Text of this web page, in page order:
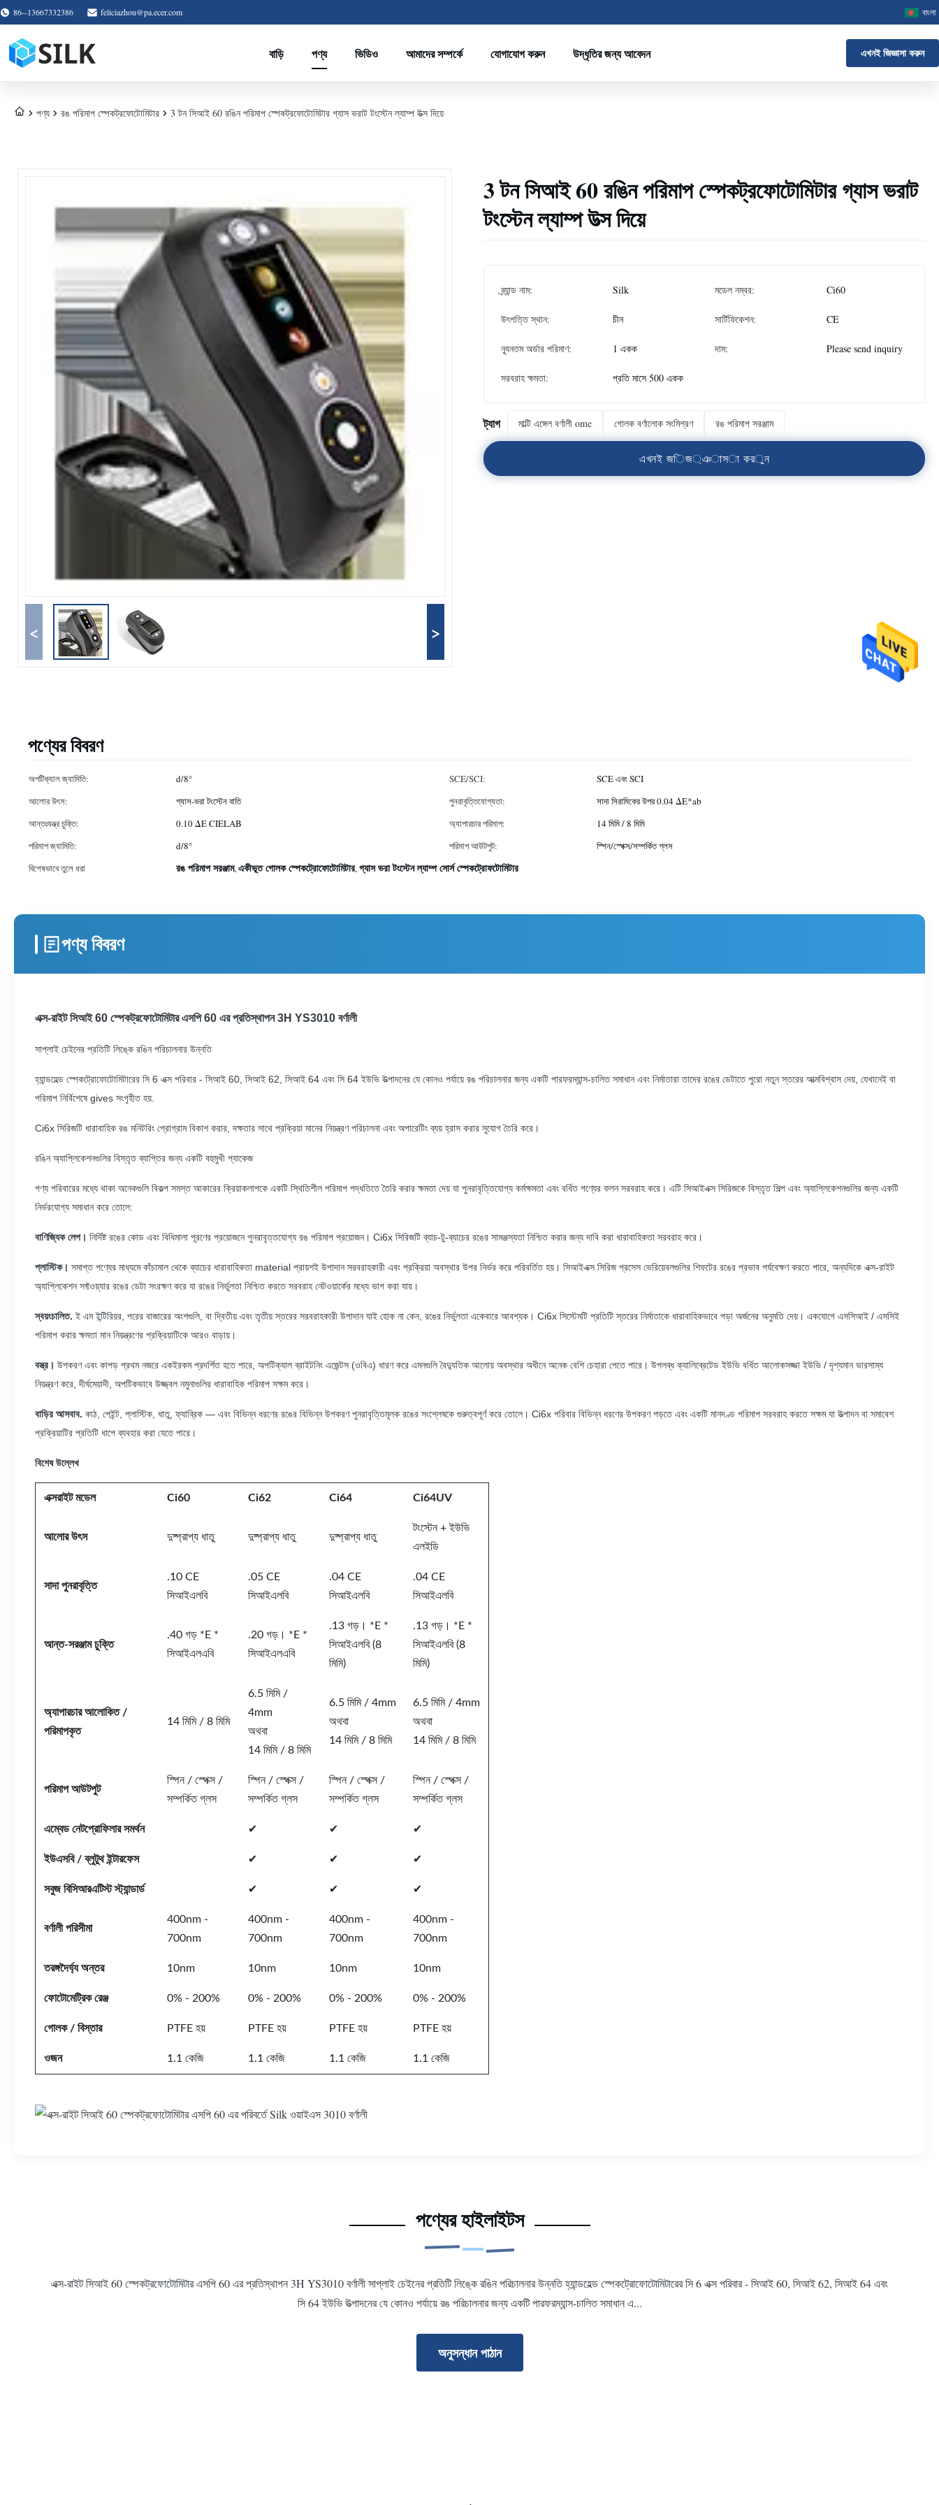
86--13667332386 feliciazhou@pa.ecer.com বাংলা
বাড়ি পণ্য ভিডিও আমাদের সম্পর্কে যোগাযোগ করুন উদ্ধৃতির জন্য আবেদন এখনই জিজ্ঞাসা করুন
পণ্য রঙ পরিমাপ স্পেকট্রফোটোমিটার 3 টন সিআই 60 রঙিন পরিমাপ স্পেকট্রফোটোমিটার গ্যাস ভরাট টংস্টেন ল্যাম্প উত্স দিয়ে
< >
3 টন সিআই 60 রঙিন পরিমাপ স্পেকট্রফোটোমিটার গ্যাস ভরাট
টংস্টেন ল্যাম্প উত্স দিয়ে
ব্র্যান্ড নাম: Silk মডেল নম্বর: Ci60
উৎপত্তি স্থান: চীন সার্টিফিকেশন: CE
ন্যূনতম অর্ডার পরিমাণ: 1 একক দাম: Please send inquiry
সরবরাহ ক্ষমতা: প্রতি মাসে 500 একক
ট্যাগ মাল্টি এঙ্গেল বর্ণালী ome গোলক বর্ণালোক সংমিশ্রণ রঙ পরিমাপ সরঞ্জাম
এখনই জিজ্ঞাসা করুন
পণ্যের বিবরণ
অপটিক্যাল জ্যামিতি: d/8° SCE/SCI:
SCE এবং SCI
আলোর উৎস:
গ্যাস-ভরা টংস্টেন বাতি পুনরাবৃত্তিযোগ্যতা:
সাদা সিরামিকের উপর 0.04 ΔE*ab
আন্তঃযন্ত্র চুক্তি:
0.10 ΔE CIELAB অ্যাপারচার পরিমাপ:
14 মিমি / 8 মিমি
পরিমাপ জ্যামিতি:
d/8° পরিমাপ আউটপুট:
স্পিন/স্পেক্স/সম্পর্কিত গ্লস
বিশেষভাবে তুলে ধরা
রঙ পরিমাপ সরঞ্জাম,একীভূত গোলক স্পেকট্রোফোটোমিটার,গ্যাস ভরা টংস্টেন ল্যাম্প সোর্স স্পেকট্রোফটোমিটার
পণ্য বিবরণ
এক্স-রাইট সিআই 60 স্পেকট্রফোটোমিটার এসপি 60 এর প্রতিস্থাপন 3H YS3010 বর্ণালী
সাপ্লাই চেইনের প্রতিটি লিঙ্কে রঙিন পরিচালনার উন্নতি
হ্যান্ডহেল্ড স্পেকট্রোফোটোমিটারের সি 6 এক্স পরিবার - সিআই 60, সিআই 62, সিআই 64 এবং সি 64 ইউভি উত্পাদনের যে কোনও পর্যায়ে রঙ পরিচালনার জন্য একটি পারফরম্যান্স-চালিত সমাধান এবং নির্মাতারা তাদের রঙের ডেটাতে পুরো নতুন স্তরের আত্মবিশ্বাস দেয়, যেখানেই বা
পরিমাপ নির্বিশেষে gives সংগৃহীত হয়.
Ci6x সিরিজটি ধারাবাহিক রঙ মনিটরিং প্রোগ্রাম বিকাশ করার, দক্ষতার সাথে প্রক্রিয়া মানের নিয়ন্ত্রণ পরিচালনা এবং অপারেটিং ব্যয় হ্রাস করার সুযোগ তৈরি করে।
রঙিন অ্যাপ্লিকেশনগুলির বিস্তৃত ব্যাপ্তির জন্য একটি বহুমুখী প্যাকেজ
পণ্য পরিবারের মধ্যে থাকা অনেকগুলি বিকল্প সমস্ত আকারের ক্রিয়াকলাপকে একটি স্থিতিশীল পরিমাপ পদ্ধতিতে তৈরি করার ক্ষমতা দেয় যা পুনরাবৃত্তিযোগ্য কর্মক্ষমতা এবং বর্ধিত পণ্যের ফলন সরবরাহ করে। এটি সিআইএক্স সিরিজকে বিস্তৃত শিল্প এবং অ্যাপ্লিকেশনগুলির জন্য একটি
নির্ভরযোগ্য সমাধান করে তোলে:
বাণিজ্যিক লেপ। নির্দিষ্ট রঙের কোড এবং বিধিমালা পূরণের প্রয়োজনে পুনরাবৃত্তযোগ্য রঙ পরিমাপ প্রয়োজন। Ci6x সিরিজটি ব্যাচ-টু-ব্যাচের রঙের সামঞ্জস্যতা নিশ্চিত করার জন্য দাবি করা ধারাবাহিকতা সরবরাহ করে।
প্লাস্টিক। সমাপ্ত পণ্যের মাধ্যমে কাঁচামাল থেকে ব্যাচের ধারাবাহিকতা material প্রায়শই উপাদান সরবরাহকারী এবং প্রক্রিয়া অবস্থার উপর নির্ভর করে পরিবর্তিত হয়। সিআইএক্স সিরিজ প্রসেস ভেরিয়েবলগুলির শিফটের রঙের প্রভাব পর্যবেক্ষণ করতে পারে, অন্যদিকে এক্স-রাইট
অ্যাপ্লিকেশন সফ্টওয়্যার রঙের ডেটা সংরক্ষণ করে যা রঙের নির্ভুলতা নিশ্চিত করতে সরবরাহ নেটওয়ার্কের মধ্যে ভাগ করা যায়।
স্বয়ংচালিত. ই এম ইন্টিরিয়র, পরের বাজারের অংশগুলি, বা দ্বিতীয় এবং তৃতীয় স্তরের সরবরাহকারী উপাদান যাই হোক না কেন, রঙের নির্ভুলতা একেবারে আবশ্যক। Ci6x সিস্টেমটি প্রতিটি স্তরের নির্মাতাকে ধারাবাহিকভাবে পড়া অর্জনের অনুমতি দেয়। একযোগে এসসিআই / এসসিই
পরিমাপ করার ক্ষমতা মান নিয়ন্ত্রণের প্রক্রিয়াটিকে আরও বাড়ায়।
বস্ত্র। উপকরণ এবং কাপড় প্রথম নজরে একইরকম প্রদর্শিত হতে পারে, অপটিক্যাল ব্রাইটনিং এজেন্টস (ওবিএ) ধারণ করে এমনগুলি বৈদ্যুতিক আলোয় অবস্থার অধীনে অনেক বেশি চেহারা পেতে পারে। উপলব্ধ ক্যালিব্রেটেড ইউভি বর্ধিত আলোকসজ্জা ইউভি / দৃশ্যমান ভারসাম্য
নিয়ন্ত্রণ করে, দীর্ঘমেয়াদী, অপটিকভাবে উজ্জ্বল নমুনাগুলির ধারাবাহিক পরিমাপ সক্ষম করে।
বাড়ির আসবাব. কাঠ, পেইন্ট, প্লাস্টিক, ধাতু, ফ্যাব্রিক — এবং বিভিন্ন ধরণের রঙের বিভিন্ন উপকরণ পুনরাবৃত্তিমূলক রঙের সংশ্লেষকে গুরুত্বপূর্ণ করে তোলে। Ci6x পরিবার বিভিন্ন ধরণের উপকরণ পড়তে এবং একটি মানদণ্ড পরিমাপ সরবরাহ করতে সক্ষম যা উত্পাদন বা সমাবেশ
প্রক্রিয়াটির প্রতিটি ধাপে ব্যবহার করা যেতে পারে।
বিশেষ উল্লেখ
এক্সরাইট মডেল Ci60 Ci62 Ci64 Ci64UV
আলোর উৎস দুষ্প্রাপ্য ধাতু দুষ্প্রাপ্য ধাতু দুষ্প্রাপ্য ধাতু
টংস্টেন + ইউভি
এলইডি
সাদা পুনরাবৃত্তি
.10 CE
সিআইএলবি
.05 CE
সিআইএলবি
.04 CE
সিআইএলবি
.04 CE
সিআইএলবি
আন্ত-সরঞ্জাম চুক্তি
.40 গড় *E *
সিআইএলএবি
.20 গড়। *E *
সিআইএলএবি
.13 গড়। *E *
সিআইএলবি (8
মিমি)
.13 গড়। *E *
সিআইএলবি (8
মিমি)
অ্যাপারচার আলোকিত /
পরিমাপকৃত
14 মিমি / 8 মিমি
6.5 মিমি /
4mm
অথবা
14 মিমি / 8 মিমি
6.5 মিমি / 4mm
অথবা
14 মিমি / 8 মিমি
6.5 মিমি / 4mm
অথবা
14 মিমি / 8 মিমি
পরিমাপ আউটপুট
স্পিন / স্পেক্স /
সম্পর্কিত গ্লস
স্পিন / স্পেক্স /
সম্পর্কিত গ্লস
স্পিন / স্পেক্স /
সম্পর্কিত গ্লস
স্পিন / স্পেক্স /
সম্পর্কিত গ্লস
এম্বেড নেটপ্রোফিলার সমর্থন ✔ ✔ ✔
ইউএসবি / ব্লুটুথ ইন্টারফেস ✔ ✔ ✔
সবুজ বিসিআরএটিস্ট স্ট্যান্ডার্ড ✔ ✔ ✔
বর্ণালী পরিসীমা
400nm -
700nm
400nm -
700nm
400nm -
700nm
400nm -
700nm
তরঙ্গদৈর্ঘ্য অন্তর 10nm 10nm 10nm 10nm
ফোটোমেট্রিক রেঞ্জ 0% - 200% 0% - 200% 0% - 200% 0% - 200%
গোলক / বিস্তার PTFE হয় PTFE হয় PTFE হয় PTFE হয়
ওজন 1.1 কেজি 1.1 কেজি 1.1 কেজি 1.1 কেজি
পণ্যের হাইলাইটস
এক্স-রাইট সিআই 60 স্পেকট্রফোটোমিটার এসপি 60 এর প্রতিস্থাপন 3H YS3010 বর্ণালী সাপ্লাই চেইনের প্রতিটি লিঙ্কে রঙিন পরিচালনার উন্নতি হ্যান্ডহেল্ড স্পেকট্রোফোটোমিটারের সি 6 এক্স পরিবার - সিআই 60, সিআই 62, সিআই 64 এবং
সি 64 ইউভি উত্পাদনের যে কোনও পর্যায়ে রঙ পরিচালনার জন্য একটি পারফরম্যান্স-চালিত সমাধান এ...
অনুসন্ধান পাঠান